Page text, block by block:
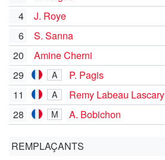
4
J. Roye
6 S. Sanna
20
Amine Cherni
29
A P. Pagis
11 A Remy Labeau Lascary
28 M A. Bobichon
REMPLAÇANTS